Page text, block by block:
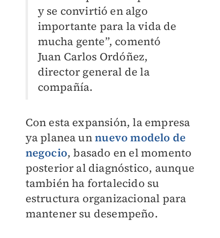
y se convirtió en algo
importante para la vida de
mucha gente”, comentó
Juan Carlos Ordóñez,
director general de la
compañía.
Con esta expansión, la empresa
ya planea unnuevo modelo de
negocio, basado en el momento
posterior al diagnóstico, aunque
también ha fortalecido su
estructura organizacional para
mantener su desempeño.